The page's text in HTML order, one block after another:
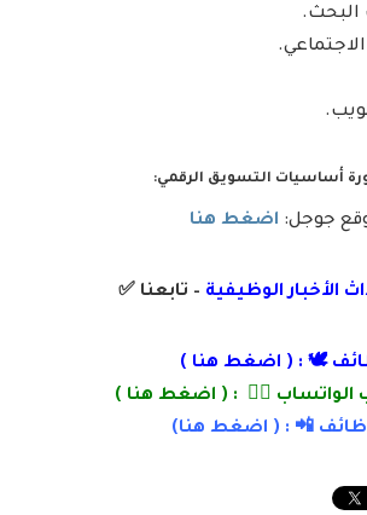
أساسيات التسويق الرقمي:
جوجل: اضغط هنا
الأخبار الوظيفية – تابعنا ✅
🕊 : ( اضغط هنا )
الواتساب 👌🏽 : ( اضغط هنا )
📲 : ( اضغط هنا)